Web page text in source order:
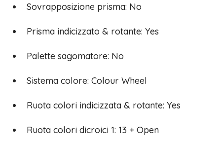
Sovrapposizione prisma: No
Prisma indicizzato & rotante: Yes
Palette sagomatore: No
Sistema colore: Colour Wheel
Ruota colori indicizzata & rotante: Yes
Ruota colori dicroici 1: 13 + Open